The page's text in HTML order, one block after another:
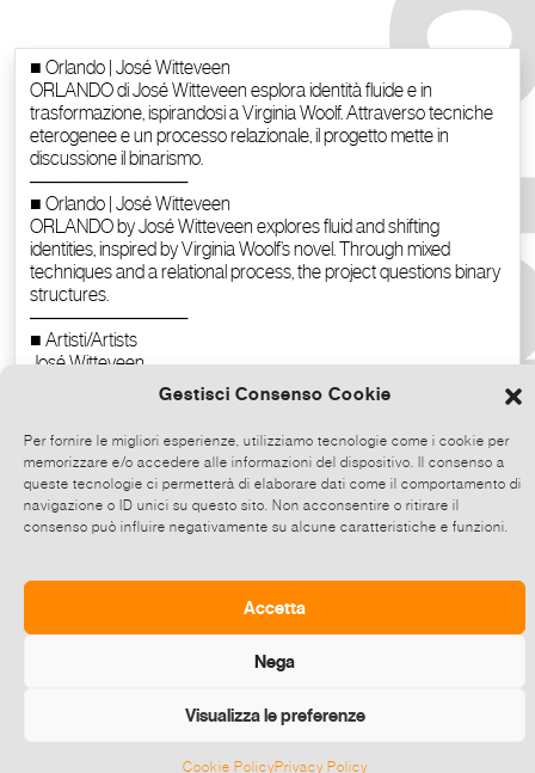
Gestisci Consenso Cookie
Per fornire le migliori esperienze, utilizziamo tecnologie come i cookie per
memorizzare e/o accedere alle informazioni del dispositivo. Il consenso a
queste tecnologie ci permetterà di elaborare dati come il comportamento di
navigazione o ID unici su questo sito. Non acconsentire o ritirare il
consenso può influire negativamente su alcune caratteristiche e funzioni.
Accetta
Nega
Visualizza le preferenze
Cookie PolicyPrivacy Policy